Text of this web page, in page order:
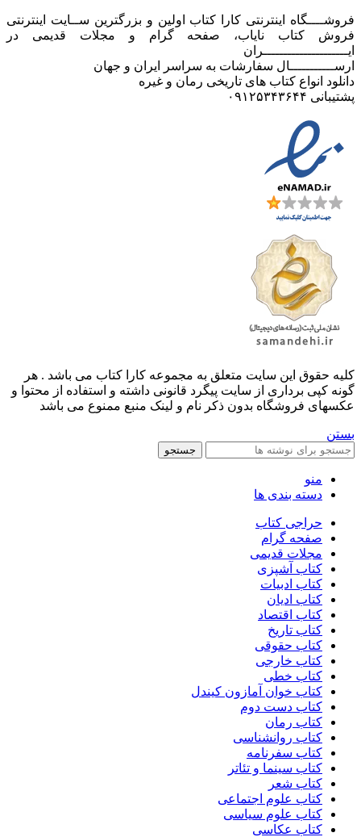
فروشــــگاه اینترنتی کارا کتاب اولین و بزرگترین ســایت اینترنتی
فروش کتاب نایاب، صفحه گرام و مجلات قدیمی در
ایـــــــــــــــــــــران
ارســـــــــــال سفارشات به سراسر ایران و جهان
دانلود انواع کتاب های تاریخی رمان و غیره
پشتیبانی ۰۹۱۲۵۳۴۳۶۴۴
کليه حقوق اين سايت متعلق به مجموعه کارا کتاب می باشد . هر
گونه کپی برداری از سایت پیگرد قانونی داشته و استفاده از محتوا و
عکسهای فروشگاه بدون ذکر نام و لینک منبع ممنوع می باشد
بستن
جستجو
منو
دسته بندی ها
حراجی کتاب
صفحه گرام
مجلات قدیمی
کتاب آشپزی
کتاب ادبیات
کتاب ادیان
کتاب اقتصاد
کتاب تاریخ
کتاب حقوقی
کتاب خارجی
کتاب خطی
کتاب خوان آمازون کیندل
کتاب دست دوم
کتاب رمان
کتاب روانشناسی
کتاب سفرنامه
کتاب سینما و تئاتر
کتاب شعر
کتاب علوم اجتماعی
کتاب علوم سیاسی
کتاب عکاسی